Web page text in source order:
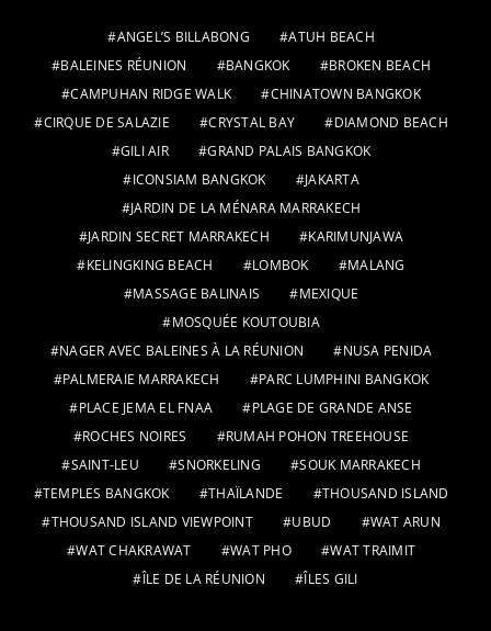
ANGEL’S BILLABONG
ATUH BEACH
BALEINES RÉUNION
BANGKOK
BROKEN BEACH
CAMPUHAN RIDGE WALK
CHINATOWN BANGKOK
CIRQUE DE SALAZIE
CRYSTAL BAY
DIAMOND BEACH
GILI AIR
GRAND PALAIS BANGKOK
ICONSIAM BANGKOK
JAKARTA
JARDIN DE LA MÉNARA MARRAKECH
JARDIN SECRET MARRAKECH
KARIMUNJAWA
KELINGKING BEACH
LOMBOK
MALANG
MASSAGE BALINAIS
MEXIQUE
MOSQUÉE KOUTOUBIA
NAGER AVEC BALEINES À LA RÉUNION
NUSA PENIDA
PALMERAIE MARRAKECH
PARC LUMPHINI BANGKOK
PLACE JEMA EL FNAA
PLAGE DE GRANDE ANSE
ROCHES NOIRES
RUMAH POHON TREEHOUSE
SAINT-LEU
SNORKELING
SOUK MARRAKECH
TEMPLES BANGKOK
THAÏLANDE
THOUSAND ISLAND
THOUSAND ISLAND VIEWPOINT
UBUD
WAT ARUN
WAT CHAKRAWAT
WAT PHO
WAT TRAIMIT
ÎLE DE LA RÉUNION
ÎLES GILI